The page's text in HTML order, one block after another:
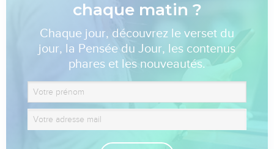
chaque matin ?
Chaque jour, découvrez le verset du
jour, la Pensée du Jour, les contenus
phares et les nouveautés.